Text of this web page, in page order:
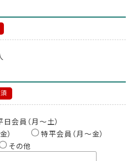
日会員（月〜土）
）
特平会員（月〜金）
その他